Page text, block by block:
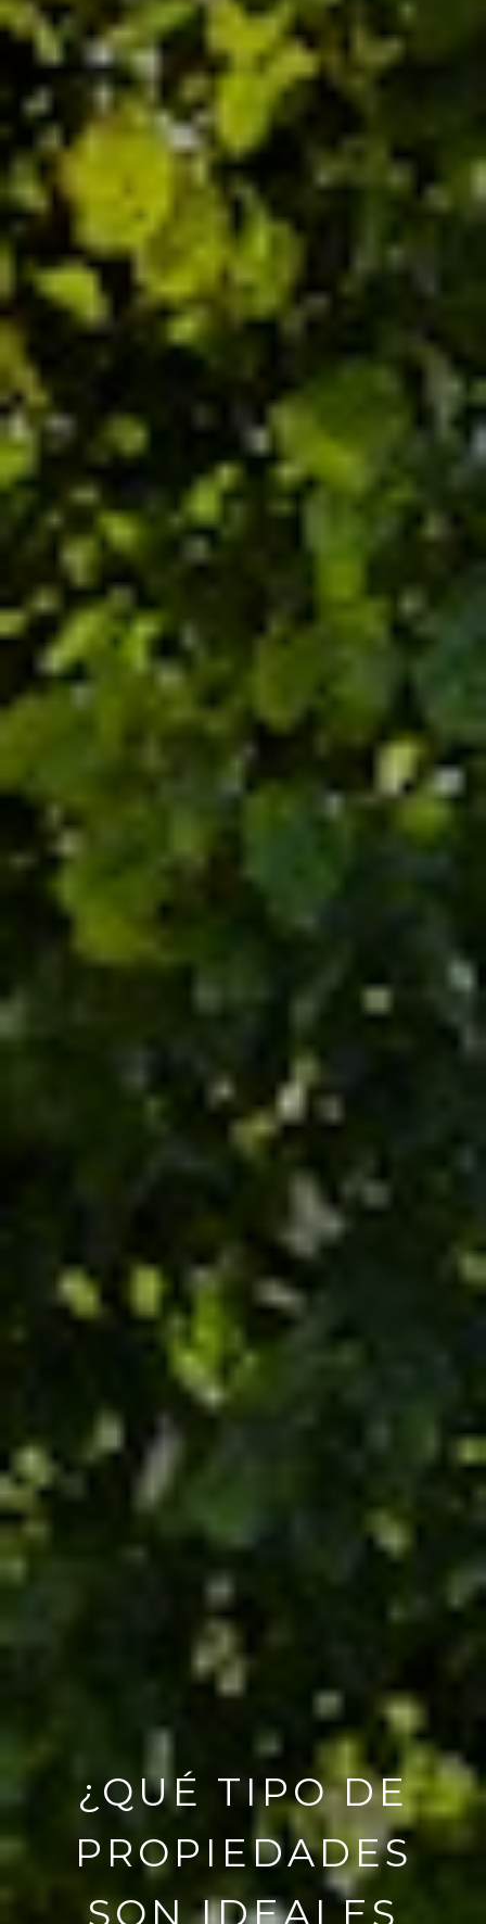
¿QUÉ TIPO DE
PROPIEDADES
SON IDEALES